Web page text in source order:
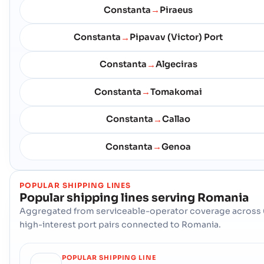
Constanta → Piraeus
Constanta → Pipavav (Victor) Port
Constanta →Algeciras
Constanta →Tomakomai
Constanta →Callao
Constanta →Genoa
POPULAR SHIPPING LINES
Popular shipping lines serving Romania
Aggregated from serviceable-operator coverage across
high-interest port pairs connected to Romania.
POPULAR SHIPPING LINE